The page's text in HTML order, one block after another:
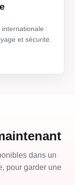
:
et sécurité.
dans un
pour garder une